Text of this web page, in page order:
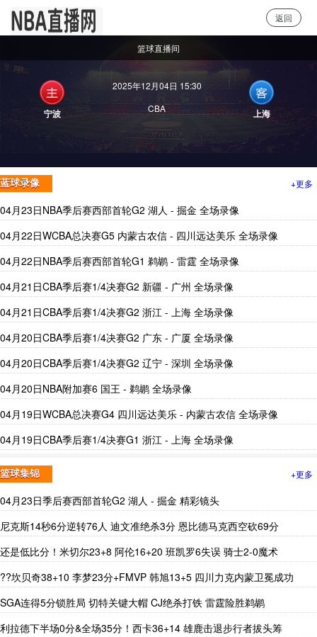
返回
篮球直播间
宁波
2025年12月04日 15:30
CBA
上海
蓝球录像 +更多
04月23日NBA季后赛西部首轮G2 湖人 - 掘金 全场录像
04月22日WCBA总决赛G5 内蒙古农信 - 四川远达美乐 全场录像
04月22日NBA季后赛西部首轮G1 鹈鹕 - 雷霆 全场录像
04月21日CBA季后赛1/4决赛G2 新疆 - 广州 全场录像
04月21日CBA季后赛1/4决赛G2 浙江 - 上海 全场录像
04月20日CBA季后赛1/4决赛G2 广东 - 广厦 全场录像
04月20日CBA季后赛1/4决赛G2 辽宁 - 深圳 全场录像
04月20日NBA附加赛6 国王 - 鹈鹕 全场录像
04月19日WCBA总决赛G4 四川远达美乐 - 内蒙古农信 全场录像
04月19日CBA季后赛1/4决赛G1 浙江 - 上海 全场录像
篮球集锦 +更多
04月23日季后赛西部首轮G2 湖人 - 掘金 精彩镜头
尼克斯14秒6分逆转76人 迪文准绝杀3分 恩比德马克西空砍69分
还是低比分！米切尔23+8 阿伦16+20 班凯罗6失误 骑士2-0魔术
??坎贝奇38+10 李梦23分+FMVP 韩旭13+5 四川力克内蒙卫冕成功
SGA连得5分锁胜局 切特关键大帽 CJ绝杀打铁 雷霆险胜鹈鹕
利拉德下半场0分&全场35分！西卡36+14 雄鹿击退步行者拔头筹